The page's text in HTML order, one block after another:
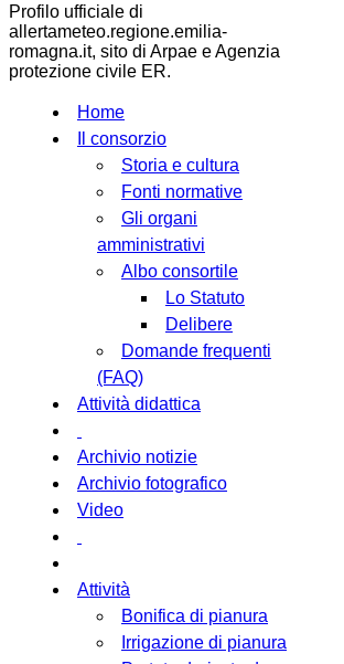
Profilo ufficiale di
allertameteo.regione.emilia-
romagna.it, sito di Arpae e Agenzia
protezione civile ER.
Home
Il consorzio
Storia e cultura
Fonti normative
Gli organi
amministrativi
Albo consortile
Lo Statuto
Delibere
Domande frequenti
(FAQ)
Attività didattica
Archivio notizie
Archivio fotografico
Video
Attività
Bonifica di pianura
Irrigazione di pianura